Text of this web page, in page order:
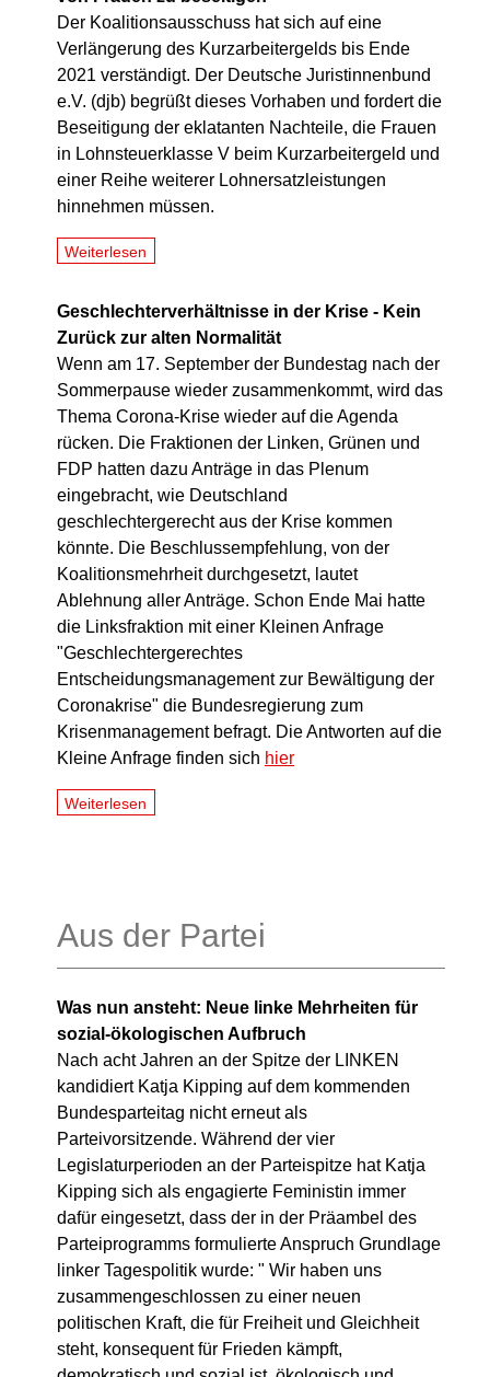
Der Koalitionsausschuss hat sich auf eine
Verlängerung des Kurzarbeitergelds bis Ende
2021 verständigt. Der Deutsche Juristinnenbund
e.V. (djb) begrüßt dieses Vorhaben und fordert die
Beseitigung der eklatanten Nachteile, die Frauen
in Lohnsteuerklasse V beim Kurzarbeitergeld und
einer Reihe weiterer Lohnersatzleistungen
hinnehmen müssen.
Weiterlesen
Geschlechterverhältnisse in der Krise - Kein
Zurück zur alten Normalität
Wenn am 17. September der Bundestag nach der
Sommerpause wieder zusammenkommt, wird das
Thema Corona-Krise wieder auf die Agenda
rücken. Die Fraktionen der Linken, Grünen und
FDP hatten dazu Anträge in das Plenum
eingebracht, wie Deutschland
geschlechtergerecht aus der Krise kommen
könnte. Die Beschlussempfehlung, von der
Koalitionsmehrheit durchgesetzt, lautet
Ablehnung aller Anträge. Schon Ende Mai hatte
die Linksfraktion mit einer Kleinen Anfrage
"Geschlechtergerechtes
Entscheidungsmanagement zur Bewältigung der
Coronakrise" die Bundesregierung zum
Krisenmanagement befragt. Die Antworten auf die
Kleine Anfrage finden sich hier
Weiterlesen
Aus der Partei
Was nun ansteht: Neue linke Mehrheiten für
sozial-ökologischen Aufbruch
Nach acht Jahren an der Spitze der LINKEN
kandidiert Katja Kipping auf dem kommenden
Bundesparteitag nicht erneut als
Parteivorsitzende. Während der vier
Legislaturperioden an der Parteispitze hat Katja
Kipping sich als engagierte Feministin immer
dafür eingesetzt, dass der in der Präambel des
Parteiprogramms formulierte Anspruch Grundlage
linker Tagespolitik wurde: " Wir haben uns
zusammengeschlossen zu einer neuen
politischen Kraft, die für Freiheit und Gleichheit
steht, konsequent für Frieden kämpft,